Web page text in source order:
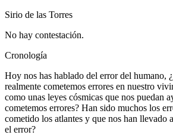
Sirio de las Torres
No hay contestación.
Cronología
Hoy nos has hablado del error del humano,
realmente cometemos errores en nuestro
como unas leyes cósmicas que nos puedan
cometemos errores? Han sido muchos los
cometido los atlantes y que nos han llevado
el error?